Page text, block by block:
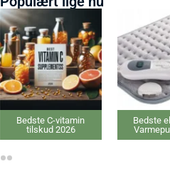
Bedste C-vitamin
tilskud 2026
Bedste